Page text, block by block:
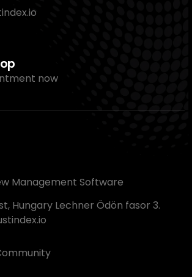
now
Management Software
Hungary Lechner Ödön fasor 3.